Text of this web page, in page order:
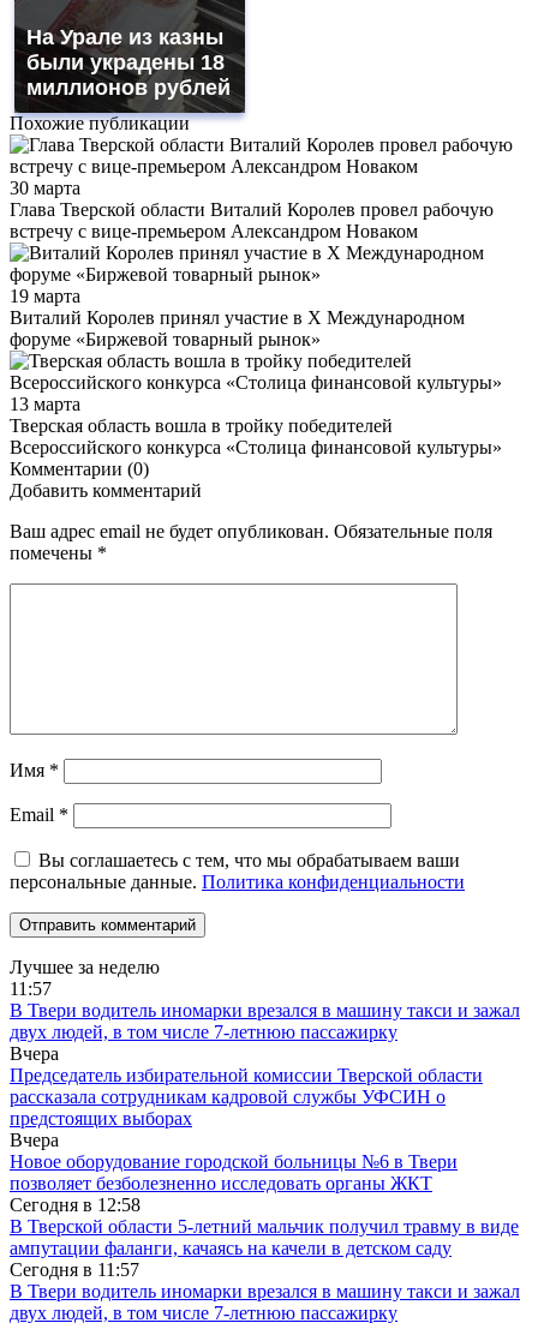
На Урале из казны
были украдены 18
миллионов рублей
Похожие публикации
30 марта
Глава Тверской области Виталий Королев провел рабочую
встречу с вице-премьером Александром Новаком
19 марта
Виталий Королев принял участие в X Международном
форуме «Биржевой товарный рынок»
13 марта
Тверская область вошла в тройку победителей
Всероссийского конкурса «Столица финансовой культуры»
Комментарии (0)
Добавить комментарий
Ваш адрес email не будет опубликован. Обязательные поля
помечены *
Имя *
Email *
Вы соглашаетесь с тем, что мы обрабатываем ваши
персональные данные. Политика конфиденциальности
Лучшее за неделю
11:57
В Твери водитель иномарки врезался в машину такси и зажал
двух людей, в том числе 7-летнюю пассажирку
Вчера
Председатель избирательной комиссии Тверской области
рассказала сотрудникам кадровой службы УФСИН о
предстоящих выборах
Вчера
Новое оборудование городской больницы №6 в Твери
позволяет безболезненно исследовать органы ЖКТ
Сегодня в 12:58
В Тверской области 5-летний мальчик получил травму в виде
ампутации фаланги, качаясь на качели в детском саду
Сегодня в 11:57
В Твери водитель иномарки врезался в машину такси и зажал
двух людей, в том числе 7-летнюю пассажирку